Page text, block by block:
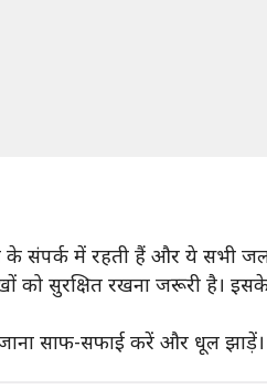
में रहती हैं और ये सभी
को सुरक्षित रखना जरूरी है।
साफ-सफाई करें और धूल झाड़ें।